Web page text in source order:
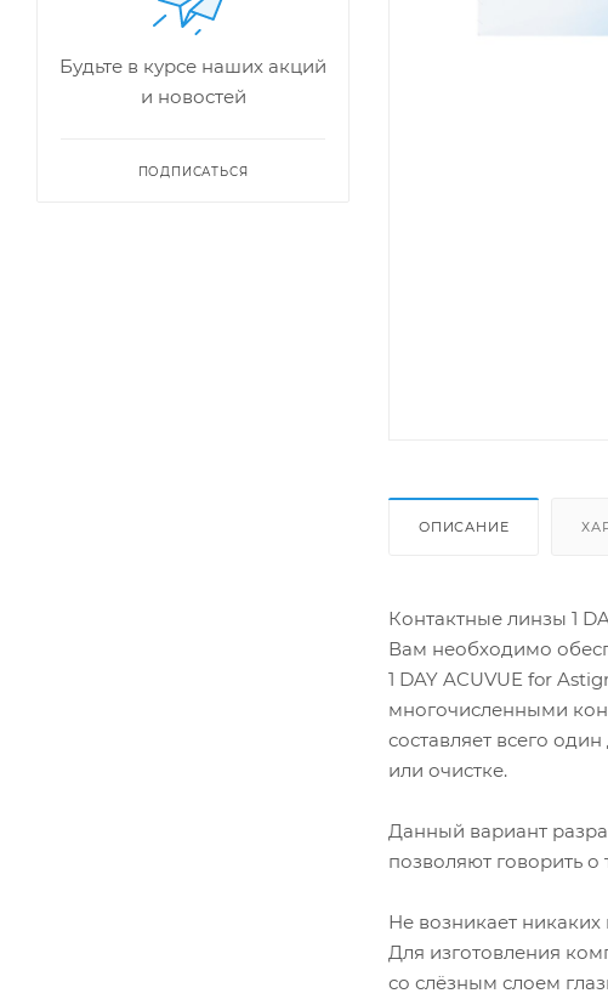
ОПИСАНИЕ
Контактные линзы 1
Вам необходимо
1 DAY ACUVUE for
многочисленными
составляет всего
или очистке.
Данный вариант
позволяют говорить
Не возникает
Для изготовления
со слёзным слоем
Будьте в курсе наших акций
и новостей
ПОДПИСАТЬСЯ